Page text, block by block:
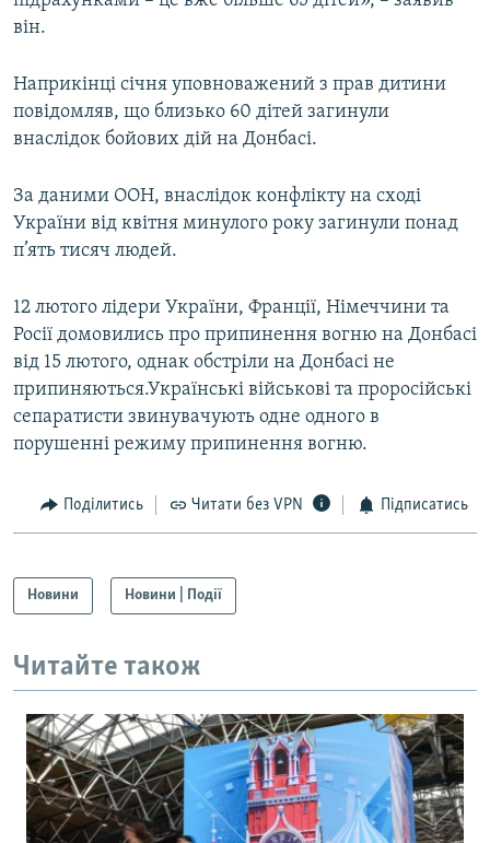
Усі сайти RFE/RL
він.
Наприкінці січня уповноважений з прав дитини
повідомляв, що близько 60 дітей загинули
внаслідок бойових дій на Донбасі.
За даними ООН, внаслідок конфлікту на сході
України від квітня минулого року загинули понад
п’ять тисяч людей.
12 лютого лідери України, Франції, Німеччини та
Росії домовились про припинення вогню на Донбасі
від 15 лютого, однак обстріли на Донбасі не
припиняються.Українські військові та проросійські
сепаратисти звинувачують одне одного в
порушенні режиму припинення вогню.
Поділитись Читати без VPN Підписатись
Новини Новини | Події
Читайте також